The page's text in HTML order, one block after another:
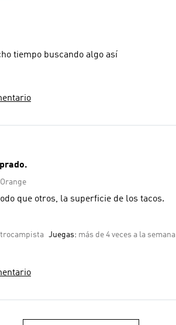
tiempo buscando algo así
que otros, la superficie de los tacos.
Juegas: más de 4 veces a la semana